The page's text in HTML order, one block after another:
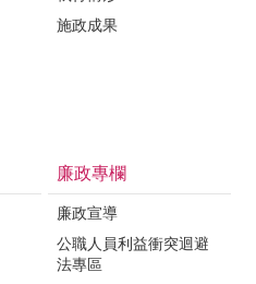
施政成果
廉政專欄
廉政宣導
公職人員利益衝突迴避
法專區